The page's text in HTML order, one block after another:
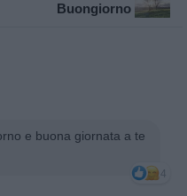
Buongiorno
e buona giornata a te
4